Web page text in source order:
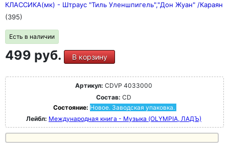
КЛАССИКА(мк) - Штраус "Тиль Уленшпигель","Дон Жуан" /Караян
(395)
Есть в наличии
499 руб. В корзину
Артикул: CDVP 4033000
Состав: CD
Состояние: Новое. Заводская упаковка.
Лейбл: Международная книга - Музыка (OLYMPIA, ЛАДЪ)